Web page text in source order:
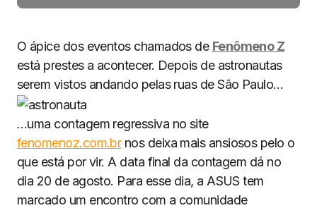
O ápice dos eventos chamados de Fenômeno Z
está prestes a acontecer. Depois de astronautas
serem vistos andando pelas ruas de São Paulo…
…uma contagem regressiva no site
fenomenoz.com.brnos deixa mais ansiosos pelo o
que está por vir. A data final da contagem dá no
dia 20 de agosto. Para esse dia, a ASUS tem
marcado um encontro com a comunidade